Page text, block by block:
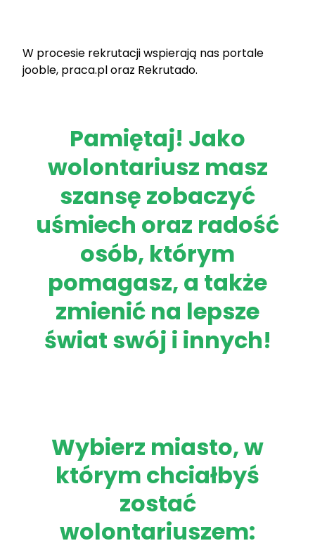
W procesie rekrutacji wspierają nas portale
jooble, praca.ploraz Rekrutado.
Pamiętaj! Jako
wolontariusz masz
szansę zobaczyć
uśmiech oraz radość
osób, którym
pomagasz, a także
zmienić na lepsze
świat swój i innych!
Wybierz miasto, w
którym chciałbyś
zostać
wolontariuszem: